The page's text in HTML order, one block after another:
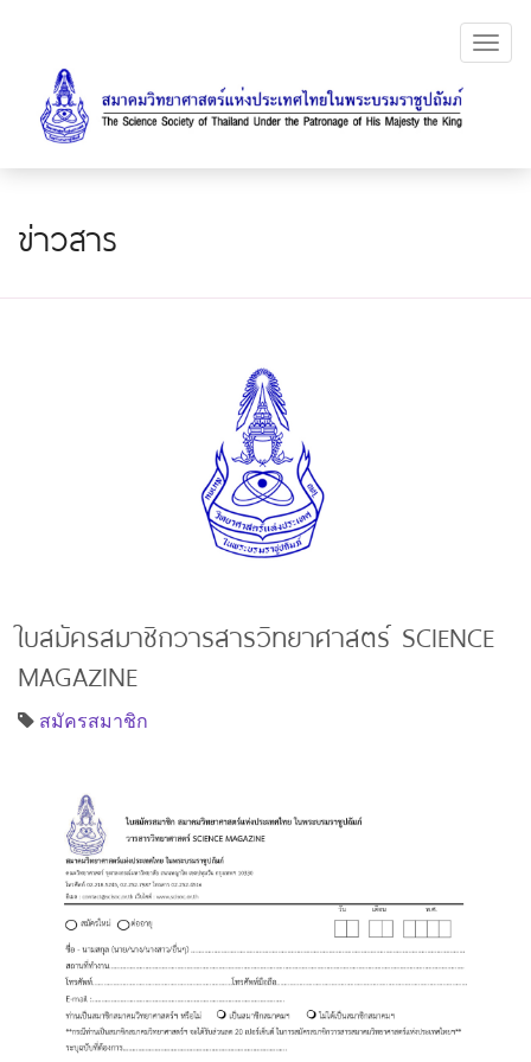
ข่าวสาร
ใบสมัครสมาชิกวารสารวิทยาศาสตร์ SCIENCE
MAGAZINE
สมัครสมาชิก